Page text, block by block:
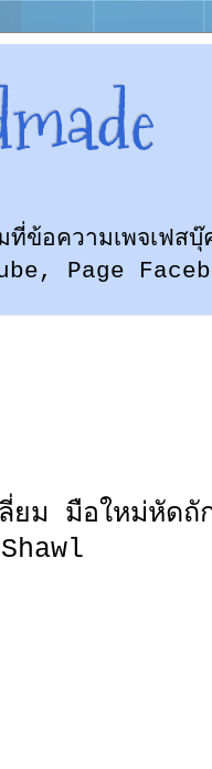
มที่ข้อความเพจ
Page
ยม มือใหม่หัดถั